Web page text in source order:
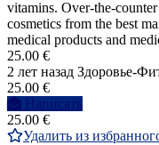
vitamins. Over-the-
cosmetics from the best
medical products and
25.00 €
2 лет назад Здоровье-
25.00 €
Написать
25.00 €
Удалить из